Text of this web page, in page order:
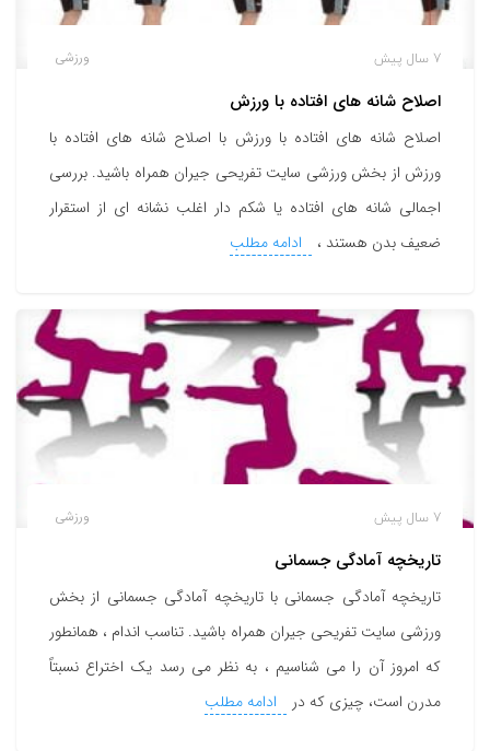
ورزشی 7 سال پیش
اصلاح شانه های افتاده با ورزش
اصلاح شانه های افتاده با ورزش با اصلاح شانه های افتاده با
ورزش از بخش ورزشی سایت تفریحی جیران همراه باشید. بررسی
اجمالی شانه های افتاده یا شکم دار اغلب نشانه ای از استقرار
ضعیف بدن هستند ،
ادامه مطلب
ورزشی 7 سال پیش
تاریخچه آمادگی جسمانی
تاریخچه آمادگی جسمانی با تاریخچه آمادگی جسمانی از بخش
ورزشی سایت تفریحی جیران همراه باشید. تناسب اندام ، همانطور
که امروز آن را می شناسیم ، به نظر می رسد یک اختراع نسبتاً
مدرن است، چیزی که در
ادامه مطلب